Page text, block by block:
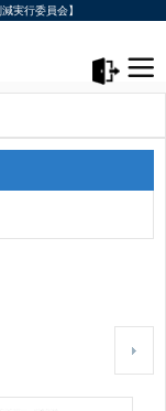
実行委員会】